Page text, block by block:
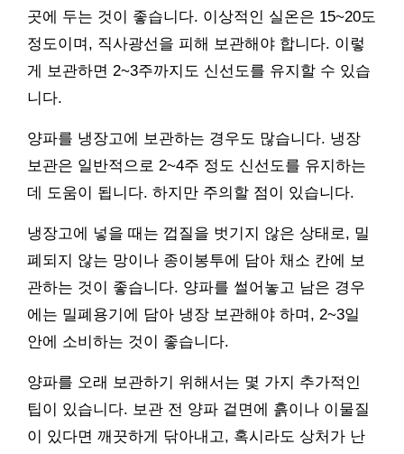
곳에 두는 것이 좋습니다. 이상적인 실온은 15~20도
정도이며, 직사광선을 피해 보관해야 합니다. 이렇
게 보관하면 2~3주까지도 신선도를 유지할 수 있습
니다.
양파를 냉장고에 보관하는 경우도 많습니다. 냉장
보관은 일반적으로 2~4주 정도 신선도를 유지하는
데 도움이 됩니다. 하지만 주의할 점이 있습니다.
냉장고에 넣을 때는 껍질을 벗기지 않은 상태로, 밀
폐되지 않는 망이나 종이봉투에 담아 채소 칸에 보
관하는 것이 좋습니다. 양파를 썰어놓고 남은 경우
에는 밀폐용기에 담아 냉장 보관해야 하며, 2~3일
안에 소비하는 것이 좋습니다.
양파를 오래 보관하기 위해서는 몇 가지 추가적인
팁이 있습니다. 보관 전 양파 겉면에 흙이나 이물질
이 있다면 깨끗하게 닦아내고, 혹시라도 상처가 난